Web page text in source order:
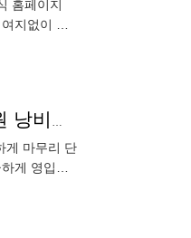
홈페이지
지없이 김
“오타니 빼앗기면 트라웃 트레이드 해야” LAA 지난 10년 최악의 구단? 3290억원 낭비하나
게 마무리 단
게 영입한